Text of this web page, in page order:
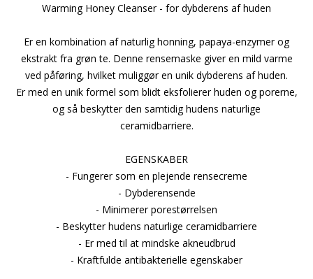
Warming Honey Cleanser - for dybderens af huden
Er en kombination af naturlig honning, papaya-enzymer og
ekstrakt fra grøn te. Denne rensemaske giver en mild varme
ved påføring, hvilket muliggør en unik dybderens af huden.
Er med en unik formel som blidt eksfolierer huden og porerne,
og så beskytter den samtidig hudens naturlige
ceramidbarriere.
EGENSKABER
- Fungerer som en plejende rensecreme
- Dybderensende
- Minimerer porestørrelsen
- Beskytter hudens naturlige ceramidbarriere
- Er med til at mindske akneudbrud
- Kraftfulde antibakterielle egenskaber